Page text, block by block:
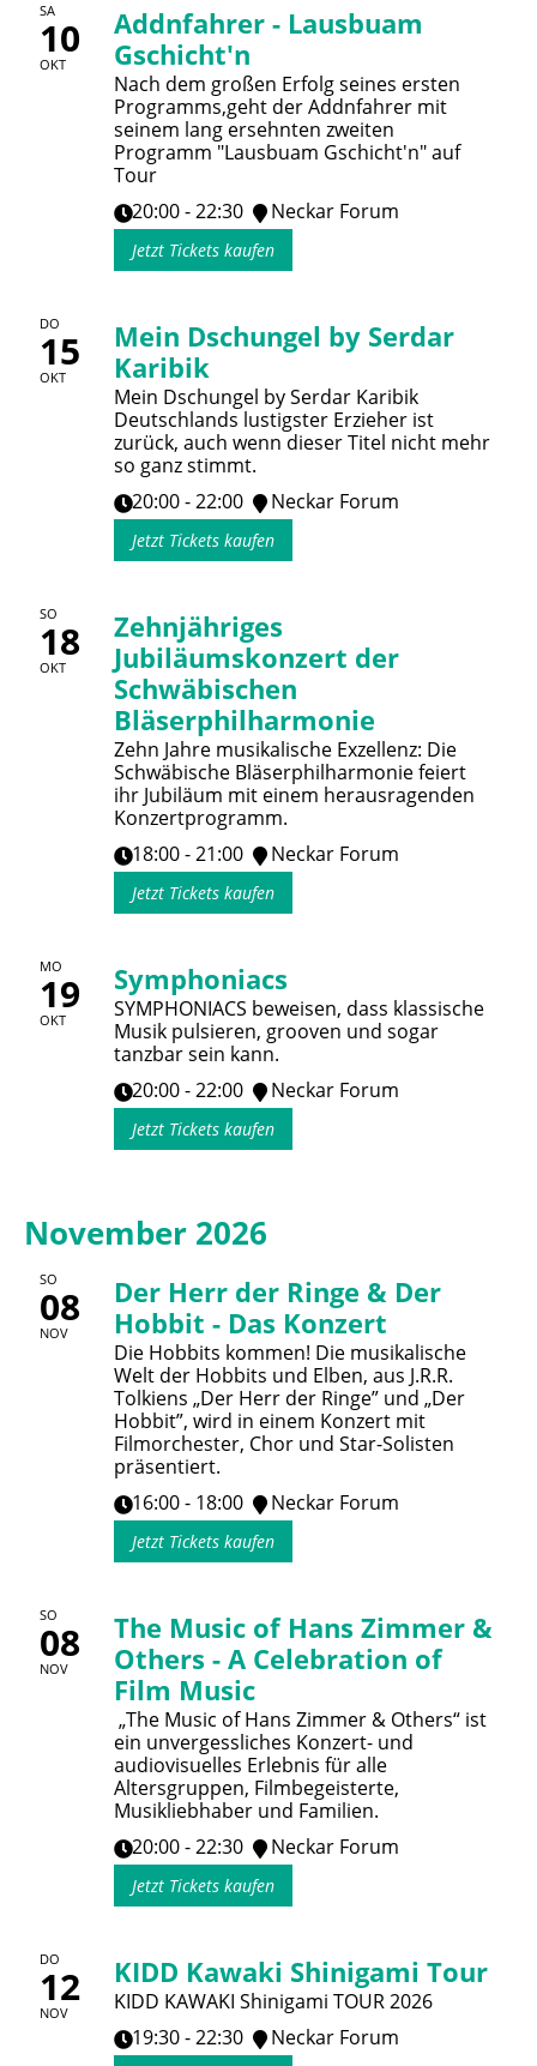
SA
10
OKT
Addnfahrer - Lausbuam
Gschicht'n
Nach dem großen Erfolg seines ersten
Programms,geht der Addnfahrer mit
seinem lang ersehnten zweiten
Programm "Lausbuam Gschicht'n" auf
Tour
20:00 - 22:30
Neckar Forum
Jetzt Tickets kaufen
DO
15
OKT
Mein Dschungel by Serdar
Karibik
Mein Dschungel by Serdar Karibik
Deutschlands lustigster Erzieher ist
zurück, auch wenn dieser Titel nicht mehr
so ganz stimmt.
20:00 - 22:00
Neckar Forum
Jetzt Tickets kaufen
SO
18
OKT
Zehnjähriges
Jubiläumskonzert der
Schwäbischen
Bläserphilharmonie
Zehn Jahre musikalische Exzellenz: Die
Schwäbische Bläserphilharmonie feiert
ihr Jubiläum mit einem herausragenden
Konzertprogramm.
18:00 - 21:00
Neckar Forum
Jetzt Tickets kaufen
MO
19
OKT
Symphoniacs
SYMPHONIACS beweisen, dass klassische
Musik pulsieren, grooven und sogar
tanzbar sein kann.
20:00 - 22:00
Neckar Forum
Jetzt Tickets kaufen
November 2026
SO
08
NOV
Der Herr der Ringe & Der
Hobbit - Das Konzert
Die Hobbits kommen! Die musikalische
Welt der Hobbits und Elben, aus J.R.R.
Tolkiens „Der Herr der Ringe” und „Der
Hobbit”, wird in einem Konzert mit
Filmorchester, Chor und Star-Solisten
präsentiert.
16:00 - 18:00
Neckar Forum
Jetzt Tickets kaufen
SO
08
NOV
The Music of Hans Zimmer &
Others - A Celebration of
Film Music
„The Music of Hans Zimmer & Others“ ist
ein unvergessliches Konzert- und
audiovisuelles Erlebnis für alle
Altersgruppen, Filmbegeisterte,
Musikliebhaber und Familien.
20:00 - 22:30
Neckar Forum
Jetzt Tickets kaufen
DO
12
NOV
KIDD Kawaki Shinigami Tour
KIDD KAWAKI Shinigami TOUR 2026
19:30 - 22:30
Neckar Forum